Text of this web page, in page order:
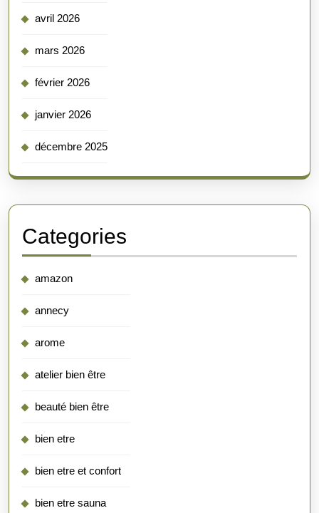
avril 2026
mars 2026
février 2026
janvier 2026
décembre 2025
Categories
amazon
annecy
arome
atelier bien être
beauté bien être
bien etre
bien etre et confort
bien etre sauna